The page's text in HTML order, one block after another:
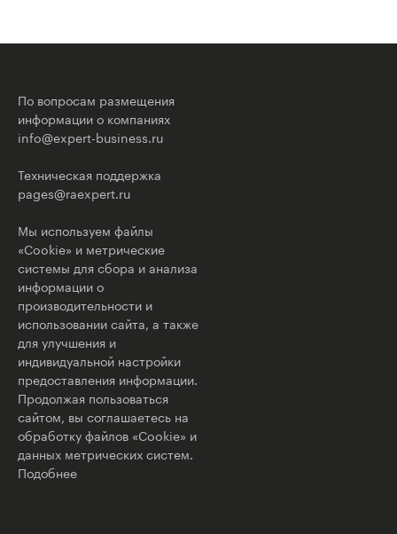
По вопросам размещения
информации о компаниях
info@expert-business.ru
Техническая поддержка
pages@raexpert.ru
Мы используем файлы
«Cookie» и метрические
системы для сбора и анализа
информации о
производительности и
использовании сайта, а также
для улучшения и
индивидуальной настройки
предоставления информации.
Продолжая пользоваться
сайтом, вы соглашаетесь на
обработку файлов «Cookie» и
данных метрических систем.
Подобнее